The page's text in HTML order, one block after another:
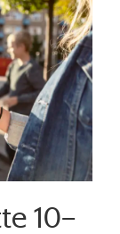
10–